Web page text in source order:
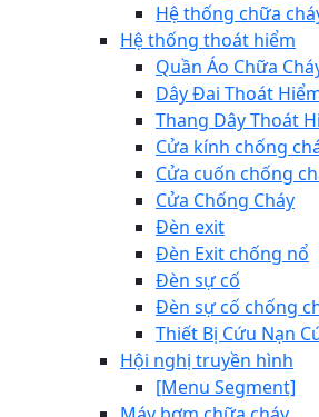
Hệ thống chữa
Hệ thống thoát hiểm
Quần Áo Chữa
Dây Đai Thoát
Thang Dây Thoát
Cửa kính chống
Cửa cuốn chống
Cửa Chống Cháy
Đèn exit
Đèn Exit chống nổ
Đèn sự cố
Đèn sự cố chống
Thiết Bị Cứu Nạn
Hội nghị truyền hình
[Menu Segment]